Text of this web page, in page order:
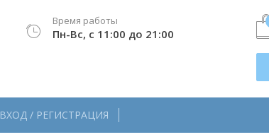
Время работы
Пн-Вс, с 11:00 до 21:00
ВХОД / РЕГИСТРАЦИЯ